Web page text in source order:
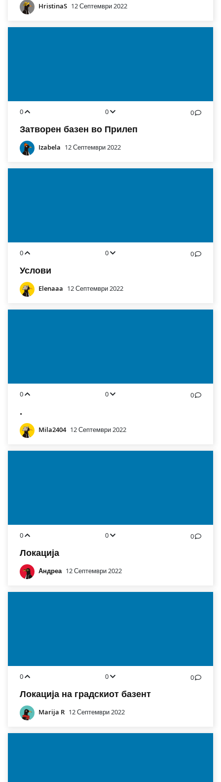
HristinaS 12 Септември 2022
0 0 0
Затворен базен во Прилеп
Izabela 12 Септември 2022
0 0 0
Услови
Elenaaa 12 Септември 2022
0 0 0
.
Mila2404 12 Септември 2022
0 0 0
Локација
Андреа 12 Септември 2022
0 0 0
Локација на градскиот базент
Marija R 12 Септември 2022